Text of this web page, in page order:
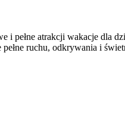
i pełne atrakcji wakacje dla
ruchu, odkrywania i